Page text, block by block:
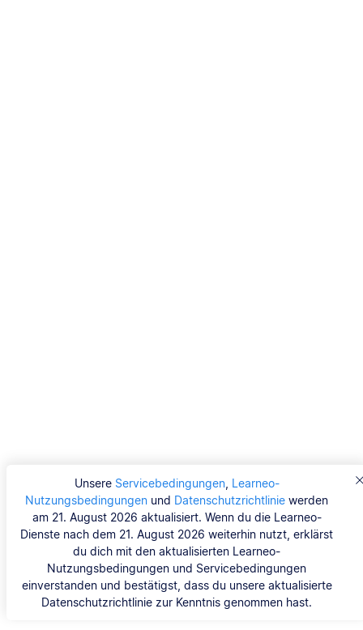
Unsere Servicebedingungen, Learneo-
Nutzungsbedingungen und Datenschutzrichtlinie werden
am 21. August 2026 aktualisiert. Wenn du die Learneo-
Dienste nach dem 21. August 2026 weiterhin nutzt, erklärst
du dich mit den aktualisierten Learneo-
Nutzungsbedingungen und Servicebedingungen
einverstanden und bestätigst, dass du unsere aktualisierte
Datenschutzrichtlinie zur Kenntnis genommen hast.